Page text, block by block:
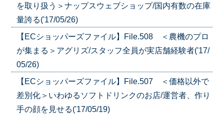
を取り扱う＞ナップスウェブショップ/国内有数の在庫
量誇る('17/05/26)
【ECショッパーズファイル】File.508 ＜農機のプロ
が集まる＞アグリズ/スタッフ全員が実店舗経験者('17/
05/26)
【ECショッパーズファイル】File.507 ＜価格以外で
差別化＞いわゆるソフトドリンクのお店/運営者、作り
手の顔を見せる('17/05/19)